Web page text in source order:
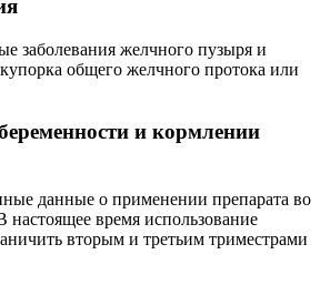
заболевания желчного пузыря и
общего желчного протока или
и кормлении
данные о применении препарата во
настоящее время использование
вторым и третьим триместрами